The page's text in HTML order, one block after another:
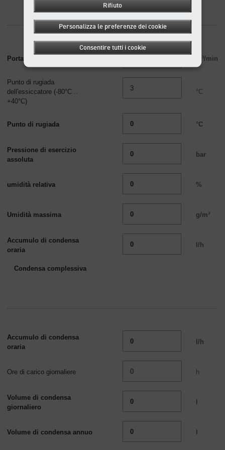
Portata d'esercizio m³/min
Punto di rugiada
dell'essiccatore (-80°C ..
+40°C)
°C
Punto di rugiada °C
Pressione di esercizio
assoluta
bar
umidità relativa %
Umidità massima g/m³
Accumulo di condensa
oraria
l/h
Condensa complessiva
Accumulo di condensa
oraria
l/h
Ore di carico giornaliere h
Volume di condensa
giornaliero
Volume di condensa annuo
Rifiuto
Personalizza le preferenze dei cookie
Consentire tutti i cookie